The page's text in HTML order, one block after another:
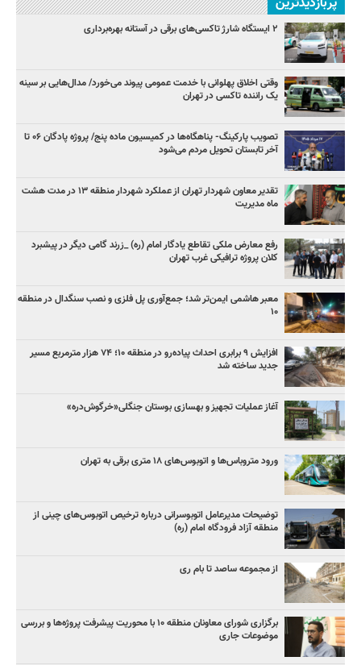
۲ ایستگاه شارژ تاکسی‌های برقی در آستانه بهره‌برداری
وقتی اخلاق پهلوانی با خدمت عمومی پیوند می‌خورد/ مدال‌هایی بر سینه
یک راننده تاکسی در تهران
تصویب پارکینگ- پناهگاه‌ها در کمیسیون ماده پنج/ پروژه پادگان ۰۶ تا
آخر تابستان تحویل مردم می‌شود
تقدیر معاون شهردار تهران از عملکرد شهردار منطقه ۱۳ در مدت هشت
ماه مدیریت
رفع معارض ملکی تقاطع یادگار امام (ره) _زرند گامی دیگر در پیشبرد
کلان پروژه‌ ترافیکی غرب تهران
معبر هاشمی ایمن‌تر شد؛ جمع‌آوری پل فلزی و نصب سنگدال در منطقه
۱۰
افزایش ۹ برابری احداث پیاده‌رو در منطقه ۱۰؛ ۷۴ هزار مترمربع مسیر
جدید ساخته شد
آغاز عملیات تجهیز و بهسازی بوستان جنگلی«خرگوش‌دره»
ورود متروباس‌ها و اتوبوس‌های ۱۸ متری برقی به تهران
توضیحات مدیرعامل اتوبوسرانی درباره ترخیص اتوبوس‌های چینی از
منطقه آزاد فرودگاه امام (ره)
از مجموعه ساصد تا بام ری
برگزاری شورای معاونان منطقه ۱۰ با محوریت پیشرفت پروژه‌ها و بررسی
موضوعات جاری